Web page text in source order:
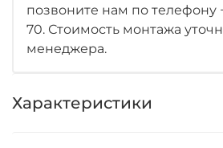
позвоните нам по телефону +7 (8332) 20?56-
70. Стоимость монтажа
менеджера.
Характеристики